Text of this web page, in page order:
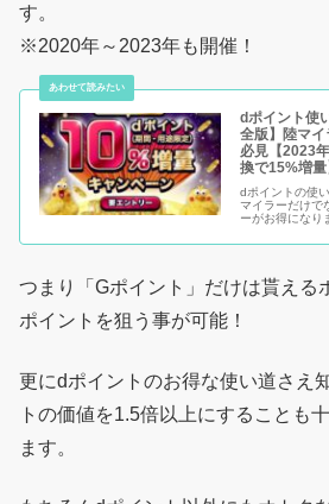
す。
※2020年～2023年も開催！
dポイント使
全版】陸マ
必見【2023
換で15%増量
dポイントの使
マイラーだけで
ーがお得になり
=1円相当です
在する事を知っ
つまり「Gポイント」だけは貰える
ポイントを狙う事が可能！
更にdポイントのお得な使い道さえ
トの価値を1.5倍以上にすることも
ます。